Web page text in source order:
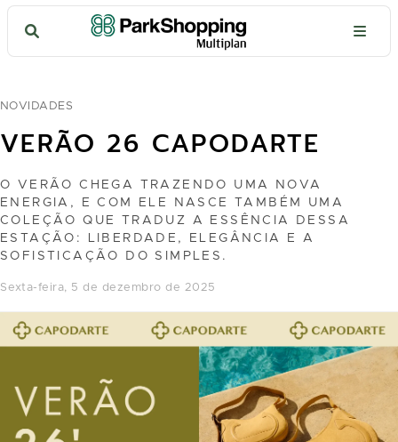
NOVIDADES
VERÃO 26 CAPODARTE
O VERÃO CHEGA TRAZENDO UMA NOVA
ENERGIA, E COM ELE NASCE TAMBÉM UMA
COLEÇÃO QUE TRADUZ A ESSÊNCIA DESSA
ESTAÇÃO: LIBERDADE, ELEGÂNCIA E A
SOFISTICAÇÃO DO SIMPLES.
sexta-feira, 5 de dezembro de 2025